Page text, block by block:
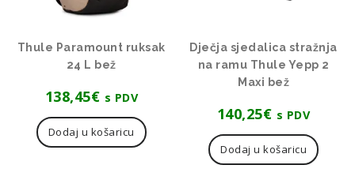
Thule Paramount ruksak
24 L bež
138,45€ s PDV
Dodaj u košaricu
Dječja sjedalica stražnja
na ramu Thule Yepp 2
Maxi bež
140,25€ s PDV
Dodaj u košaricu